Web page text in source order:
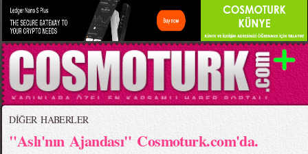
DİĞER HABERLER
"Aslı'nın Ajandası" Cosmoturk.com'da.